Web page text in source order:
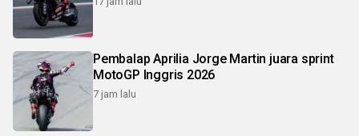
Pembalap Aprilia Jorge Martin juara sprint
MotoGP Inggris 2026
7 jam lalu